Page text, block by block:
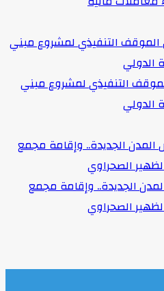
التنفيذي لمشروع مبني
الجديدة.. وإقامة مجمع